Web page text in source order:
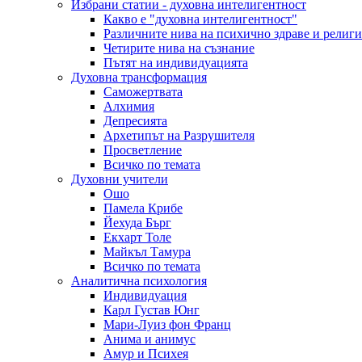
Избрани статии - духовна интелигентност
Какво е "духовна интелигентност"
Различните нива на психично здраве и
Четирите нива на съзнание
Пътят на индивидуацията
Духовна трансформация
Саможертвата
Алхимия
Депресията
Архетипът на Разрушителя
Просветление
Всичко по темата
Духовни учители
Ошо
Памела Крибе
Йехуда Бърг
Екхарт Толе
Майкъл Тамура
Всичко по темата
Аналитична психология
Индивидуация
Карл Густав Юнг
Мари-Луиз фон Франц
Анима и анимус
Амур и Психея